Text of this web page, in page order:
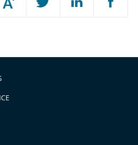
Augmenter
ou